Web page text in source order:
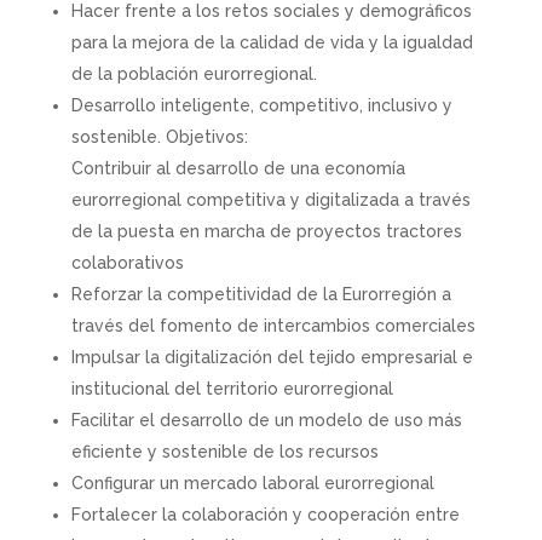
Hacer frente a los retos sociales y demográficos
para la mejora de la calidad de vida y la igualdad
de la población eurorregional.
Desarrollo inteligente, competitivo, inclusivo y
sostenible. Objetivos:
Contribuir al desarrollo de una economía
eurorregional competitiva y digitalizada a través
de la puesta en marcha de proyectos tractores
colaborativos
Reforzar la competitividad de la Eurorregión a
través del fomento de intercambios comerciales
Impulsar la digitalización del tejido empresarial e
institucional del territorio eurorregional
Facilitar el desarrollo de un modelo de uso más
eficiente y sostenible de los recursos
Configurar un mercado laboral eurorregional
Fortalecer la colaboración y cooperación entre